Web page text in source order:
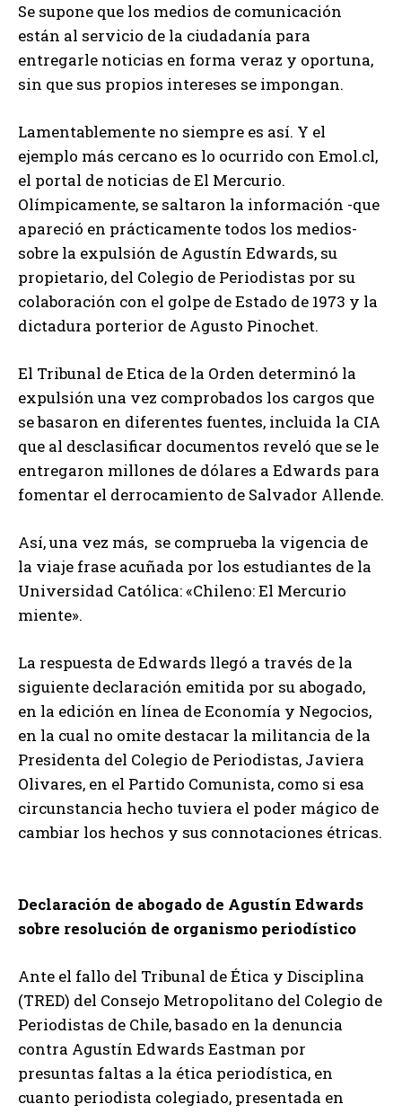
Se supone que los medios de comunicación
están al servicio de la ciudadanía para
entregarle noticias en forma veraz y oportuna,
sin que sus propios intereses se impongan.
Lamentablemente no siempre es así. Y el
ejemplo más cercano es lo ocurrido con Emol.cl,
el portal de noticias de El Mercurio.
Olímpicamente, se saltaron la información -que
apareció en prácticamente todos los medios-
sobre la expulsión de Agustín Edwards, su
propietario, del Colegio de Periodistas por su
colaboración con el golpe de Estado de 1973 y la
dictadura porterior de Agusto Pinochet.
El Tribunal de Etica de la Orden determinó la
expulsión una vez comprobados los cargos que
se basaron en diferentes fuentes, incluida la CIA
que al desclasificar documentos reveló que se le
entregaron millones de dólares a Edwards para
fomentar el derrocamiento de Salvador Allende.
Así, una vez más, se comprueba la vigencia de
la viaje frase acuñada por los estudiantes de la
Universidad Católica: «Chileno: El Mercurio
miente».
La respuesta de Edwards llegó a través de la
siguiente declaración emitida por su abogado,
en la edición en línea de Economía y Negocios,
en la cual no omite destacar la militancia de la
Presidenta del Colegio de Periodistas, Javiera
Olivares, en el Partido Comunista, como si esa
circunstancia hecho tuviera el poder mágico de
cambiar los hechos y sus connotaciones étricas.
Declaración de abogado de Agustín Edwards
sobre resolución de organismo periodístico
Ante el fallo del Tribunal de Ética y Disciplina
(TRED) del Consejo Metropolitano del Colegio de
Periodistas de Chile, basado en la denuncia
contra Agustín Edwards Eastman por
presuntas faltas a la ética periodística, en
cuanto periodista colegiado, presentada en